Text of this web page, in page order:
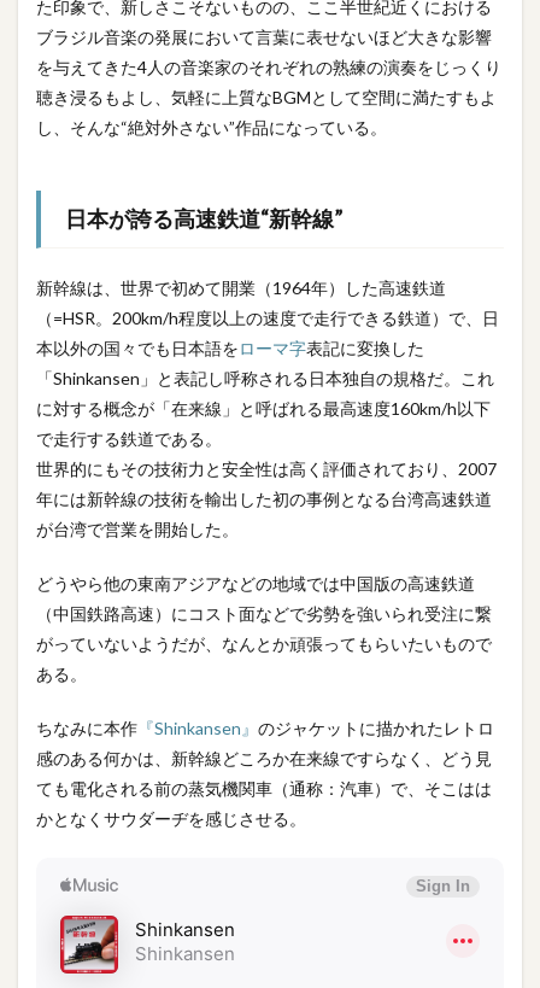
た印象で、新しさこそないものの、ここ半世紀近くにおける
ブラジル音楽の発展において言葉に表せないほど大きな影響
を与えてきた4人の音楽家のそれぞれの熟練の演奏をじっくり
聴き浸るもよし、気軽に上質なBGMとして空間に満たすもよ
し、そんな“絶対外さない”作品になっている。
日本が誇る高速鉄道“新幹線”
新幹線は、世界で初めて開業（1964年）した高速鉄道
（=HSR。200km/h程度以上の速度で走行できる鉄道）で、日
本以外の国々でも日本語をローマ字表記に変換した
「Shinkansen」と表記し呼称される日本独自の規格だ。これ
に対する概念が「在来線」と呼ばれる最高速度160km/h以下
で走行する鉄道である。
世界的にもその技術力と安全性は高く評価されており、2007
年には新幹線の技術を輸出した初の事例となる台湾高速鉄道
が台湾で営業を開始した。
どうやら他の東南アジアなどの地域では中国版の高速鉄道
（中国鉄路高速）にコスト面などで劣勢を強いられ受注に繋
がっていないようだが、なんとか頑張ってもらいたいもので
ある。
ちなみに本作 『Shinkansen』 のジャケットに描かれたレトロ
感のある何かは、新幹線どころか在来線ですらなく、どう見
ても電化される前の蒸気機関車（通称：汽車）で、そこはは
かとなくサウダーヂを感じさせる。